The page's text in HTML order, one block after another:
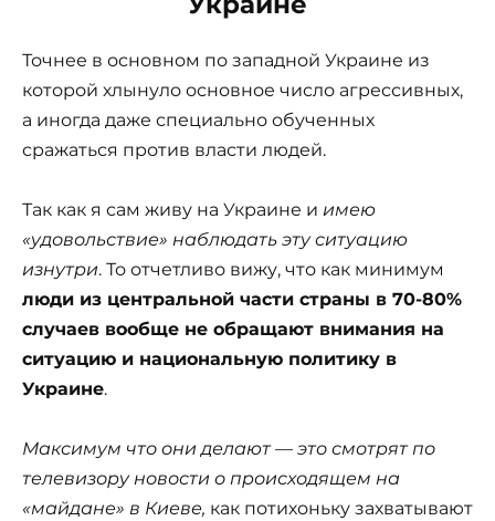
Точнее в основном по западной Украине из
которой хлынуло основное число агрессивных,
а иногда даже специально обученных
сражаться против власти людей.
Так как я сам живу на Украине и имею
«удовольствие» наблюдать эту ситуацию
изнутри. То отчетливо вижу, что как минимум
люди из центральной части страны в 70-80%
случаев вообще не обращают внимания на
ситуацию и национальную политику в
Украине.
Максимум что они делают — это смотрят по
телевизору новости о происходящем на
«майдане» в Киеве, как потихоньку захватывают